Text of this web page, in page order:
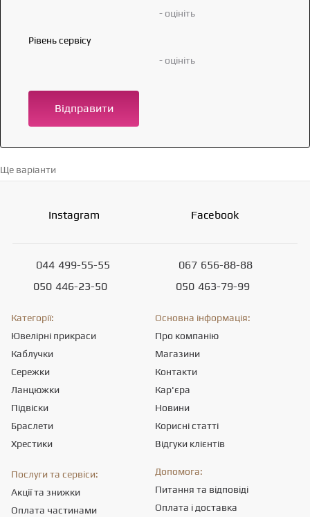
- оцініть
Рівень сервісу
- оцініть
Відправити
Ще варіанти
Instagram Facebook
044 499-55-55
050 446-23-50
067 656-88-88
050 463-79-99
Категорії:
Ювелірні прикраси
Каблучки
Сережки
Ланцюжки
Підвіски
Браслети
Хрестики
Основна інформація:
Про компанію
Магазини
Контакти
Кар'єра
Новини
Корисні статті
Відгуки клієнтів
Послуги та сервіси:
Акції та знижки
Оплата частинами
Допомога:
Питання та відповіді
Оплата і доставка